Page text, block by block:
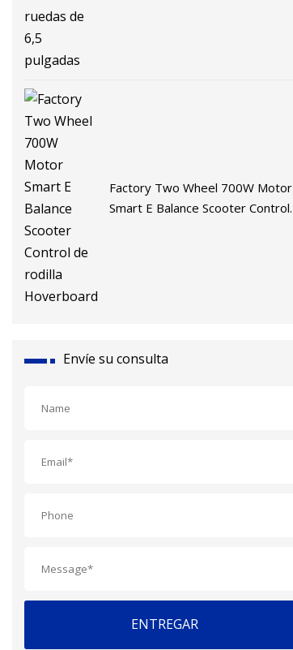
Factory Two Wheel 700W Motor
Smart E Balance Scooter Control
Envíe su consulta
ENTREGAR